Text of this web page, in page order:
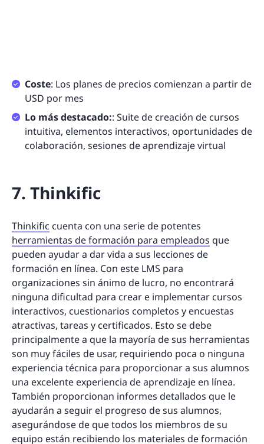
Coste: Los planes de precios comienzan a partir de
USD por mes
Lo más destacado:: Suite de creación de cursos
intuitiva, elementos interactivos, oportunidades de
colaboración, sesiones de aprendizaje virtual
7. Thinkific
Thinkific cuenta con una serie de potentes
herramientas de formación para empleados que
pueden ayudar a dar vida a sus lecciones de
formación en línea. Con este LMS para
organizaciones sin ánimo de lucro, no encontrará
ninguna dificultad para crear e implementar cursos
interactivos, cuestionarios completos y encuestas
atractivas, tareas y certificados. Esto se debe
principalmente a que la mayoría de sus herramientas
son muy fáciles de usar, requiriendo poca o ninguna
experiencia técnica para proporcionar a sus alumnos
una excelente experiencia de aprendizaje en línea.
También proporcionan informes detallados que le
ayudarán a seguir el progreso de sus alumnos,
asegurándose de que todos los miembros de su
equipo están recibiendo los materiales de formación